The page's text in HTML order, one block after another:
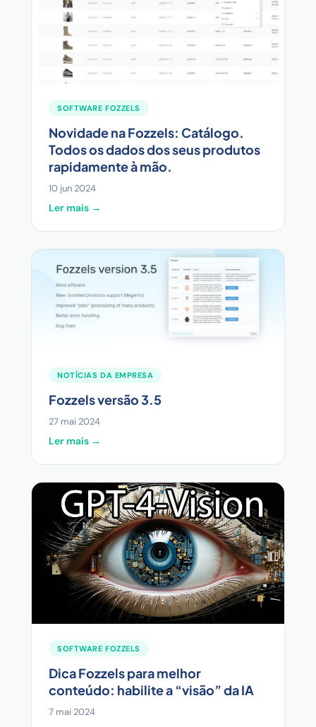
SOFTWARE FOZZELS
Novidade na Fozzels: Catálogo.
Todos os dados dos seus produtos
rapidamente à mão.
10 jun 2024
Ler mais →
NOTÍCIAS DA EMPRESA
Fozzels versão 3.5
27 mai 2024
Ler mais →
SOFTWARE FOZZELS
Dica Fozzels para melhor
conteúdo: habilite a “visão” da IA
7 mai 2024